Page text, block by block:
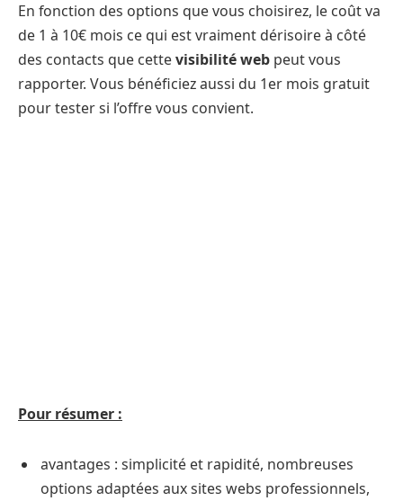
En fonction des options que vous choisirez, le coût va
de 1 à 10€ mois ce qui est vraiment dérisoire à côté
des contacts que cettevisibilité web peut vous
rapporter. Vous bénéficiez aussi du 1er mois gratuit
pour tester si l’offre vous convient.
Pour résumer :
avantages : simplicité et rapidité, nombreuses
options adaptées aux sites webs professionnels,